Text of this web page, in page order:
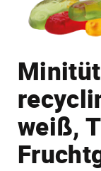
weiß,